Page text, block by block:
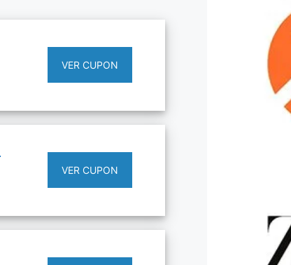
VER CUPON
VER CUPON